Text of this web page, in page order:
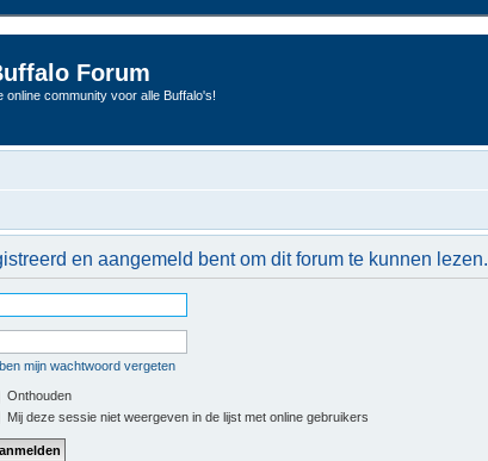
Forum
online community voor alle Buffalo's!
en aangemeld bent om dit forum te kunnen lezen.
mijn wachtwoord vergeten
Onthouden
Mij deze sessie niet weergeven in de lijst met online gebruikers